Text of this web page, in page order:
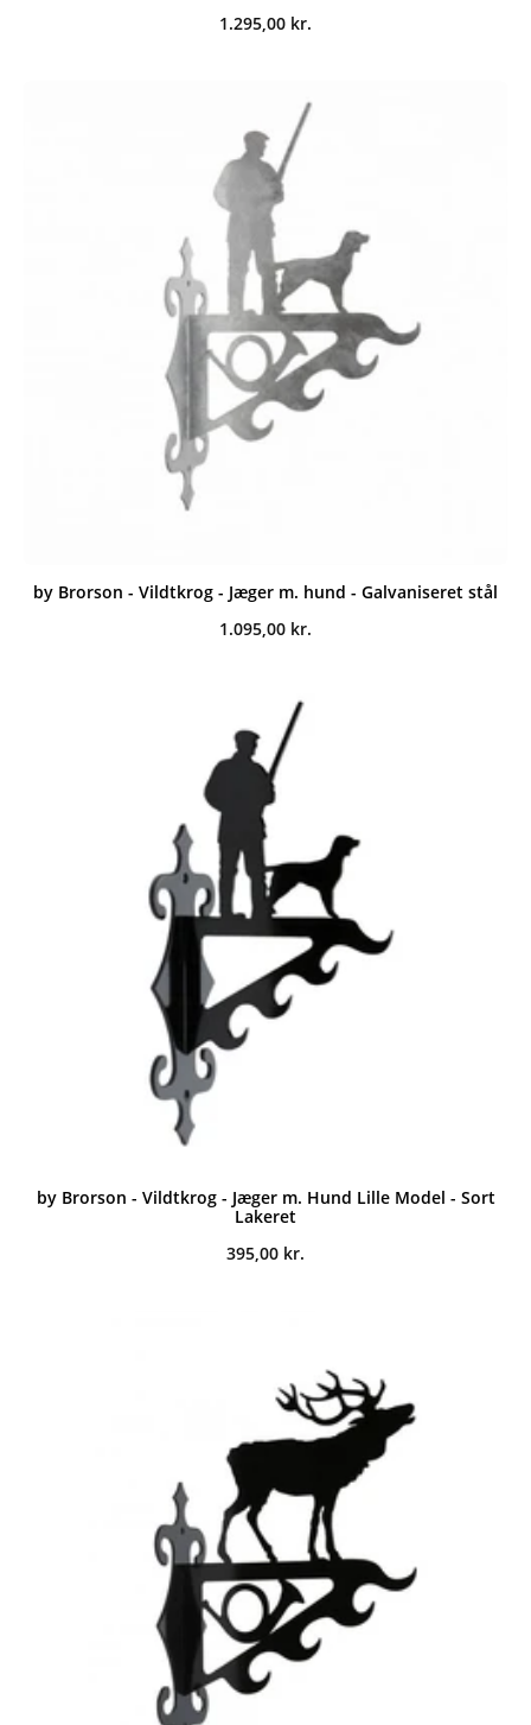
1.295,00 kr.
by Brorson - Vildtkrog - Jæger m. hund - Galvaniseret stål
1.095,00 kr.
by Brorson - Vildtkrog - Jæger m. Hund Lille Model - Sort
Lakeret
395,00 kr.